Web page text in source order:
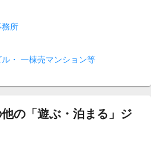
務所
・ 一棟売マンション等
の「遊ぶ・泊まる」ジ